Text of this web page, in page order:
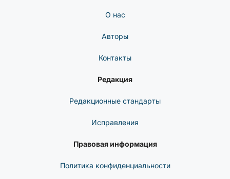
О нас
Авторы
Контакты
Редакция
Редакционные стандарты
Исправления
Правовая информация
Политика конфиденциальности